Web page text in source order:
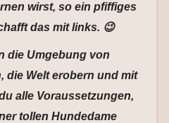
wirst, so ein pfiffiges
das mit links. 😉
die Umgebung von
die Welt erobern und mit
alle Voraussetzungen,
tollen Hundedame